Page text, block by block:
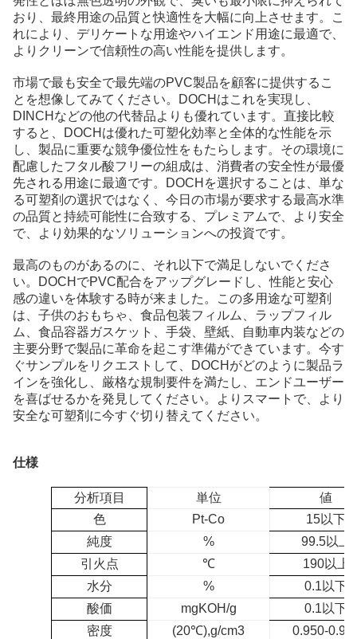
おり、最終用途の品質と快適性を大幅に向上させます。こ
れにより、デリケートな用途やハイエンド用途に最適で、
よりクリーンで信頼性の高い性能を提供します。
市場で最も安全で最先端のPVC製品を顧客に提供するこ
とを想像してみてください。DOCHはこれを実現し、
DINCHなどの他の代替品よりも優れています。直接比較
すると、DOCHは優れた可塑化効率と全体的な性能を示
し、製品に重要な競争優位性をもたらします。その環境に
配慮したフタル酸フリーの組成は、消費者の安全性が最優
先される用途に最適です。DOCHを選択することは、単な
る可塑剤の選択ではなく、今日の市場が要求する最高水準
の品質と持続可能性に合致する、プレミアムで、より安全
で、より効果的なソリューションへの投資です。
最高のものがあるのに、それ以下で満足しないでくださ
い。DOCHでPVC配合をアップグレードし、性能と安心
感の違いを体験する時が来ました。この多用途な可塑剤
は、子供のおもちゃ、食品包装フィルム、ラップフィル
ム、食品容器ガスケット、手袋、壁紙、自動車内装などの
主要分野で製品に革命を起こす準備ができています。今す
ぐサンプルをリクエストして、DOCHがどのように製品ラ
インを強化し、厳格な規制要件を満たし、エンドユーザー
を喜ばせるかを発見してください。よりスマートで、より
安全な可塑剤に今すぐ切り替えてください。
仕様
分析項目 単位
値
色
Pt-Co
15以下
純度
%
99.5以上
引火点
℃
190以上
水分
%
0.1以下
酸価
mgKOH/g
0.1以下
密度
(20℃),g/cm3 0.950-